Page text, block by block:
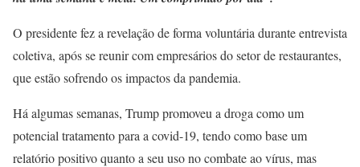
O presidente fez a revelação de forma voluntária durante entrevista
coletiva, após se reunir com empresários do setor de restaurantes,
que estão sofrendo os impactos da pandemia.
Há algumas semanas, Trump promoveu a droga como um
potencial tratamento para a covid-19, tendo como base um
relatório positivo quanto a seu uso no combate ao vírus, mas